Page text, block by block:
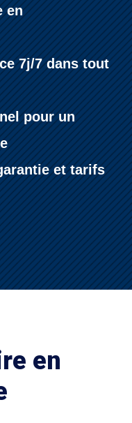
en
7j/7 dans tout
pour un
et tarifs
en